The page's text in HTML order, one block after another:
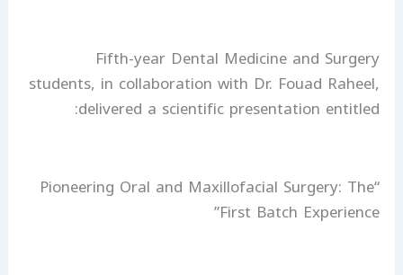
Fifth-year Dental Medicine and Surgery
students, in collaboration with Dr. Fouad Raheel,
delivered a scientific presentation entitled:
“Pioneering Oral and Maxillofacial Surgery: The
First Batch Experience”